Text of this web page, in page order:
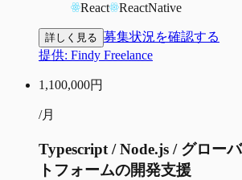
React ReactNative
詳しく見る 募集状況を確認する
提供: Findy Freelance
1,100,000円
/月
Typescript / Node.js / グロー
トフォームの開発支援